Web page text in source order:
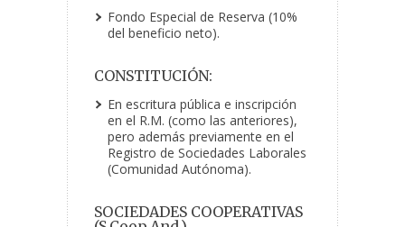
Fondo Especial de Reserva (10%
del beneficio neto).
CONSTITUCIÓN:
En escritura pública e inscripción
en el R.M. (como las anteriores),
pero además previamente en el
Registro de Sociedades Laborales
(Comunidad Autónoma).
SOCIEDADES COOPERATIVAS